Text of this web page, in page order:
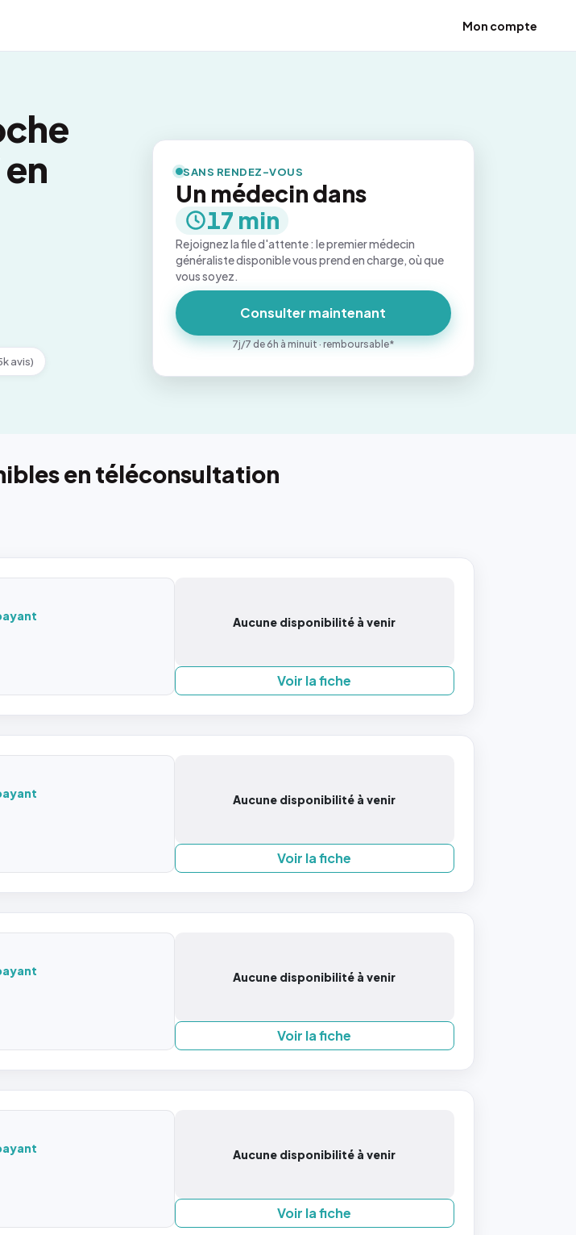
Mon compte
avis)
SANS RENDEZ-VOUS
Un médecin dans
17 min
Rejoignez la file d'attente : le premier médecin
généraliste disponible vous prend en charge, où que
vous soyez.
Consulter maintenant
7j/7 de 6h à minuit · remboursable*
en téléconsultation
Aucune disponibilité à venir
Voir la fiche
Aucune disponibilité à venir
Voir la fiche
Aucune disponibilité à venir
Voir la fiche
Aucune disponibilité à venir
Voir la fiche